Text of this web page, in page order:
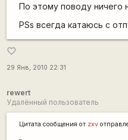
По этому поводу ничего
PSs всегда катаюсь с
favorite_border
29 Янв, 2010 22:31
rewert
Удалённый пользователь
Цитата сообщения от zxv